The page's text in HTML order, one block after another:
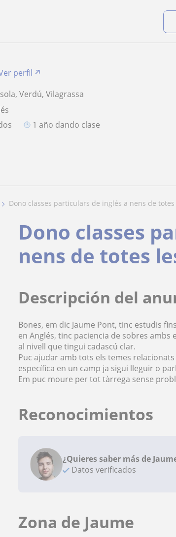
perfil
Verdú, Vilagrassa
1 año dando clase
dono classes particulars de inglés a nens de
Dono classes
nens de totes
Descripción del
Bones, em dic Jaume Pont, tinc estudis
en Anglés, tinc paciencia de sobres
al nivell que tingui cadascú clar.
Puc ajudar amb tots els temes
específica en un camp ja sigui lleguir o
Em puc moure per tot tàrrega sense
Reconocimientos
¿Quieres saber más de
Datos verificados
Zona de Jaume